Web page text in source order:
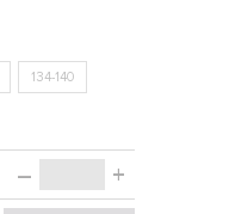
134-140
– +